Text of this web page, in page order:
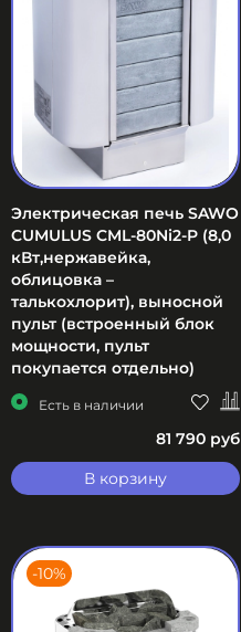
Электрическая печь SAWO
CUMULUS CML-80Ni2-P (8,0
кВт,нержавейка,
облицовка –
талькохлорит), выносной
пульт (встроенный блок
мощности, пульт
покупается отдельно)
Есть в наличии
81 790 руб
В корзину
-10%